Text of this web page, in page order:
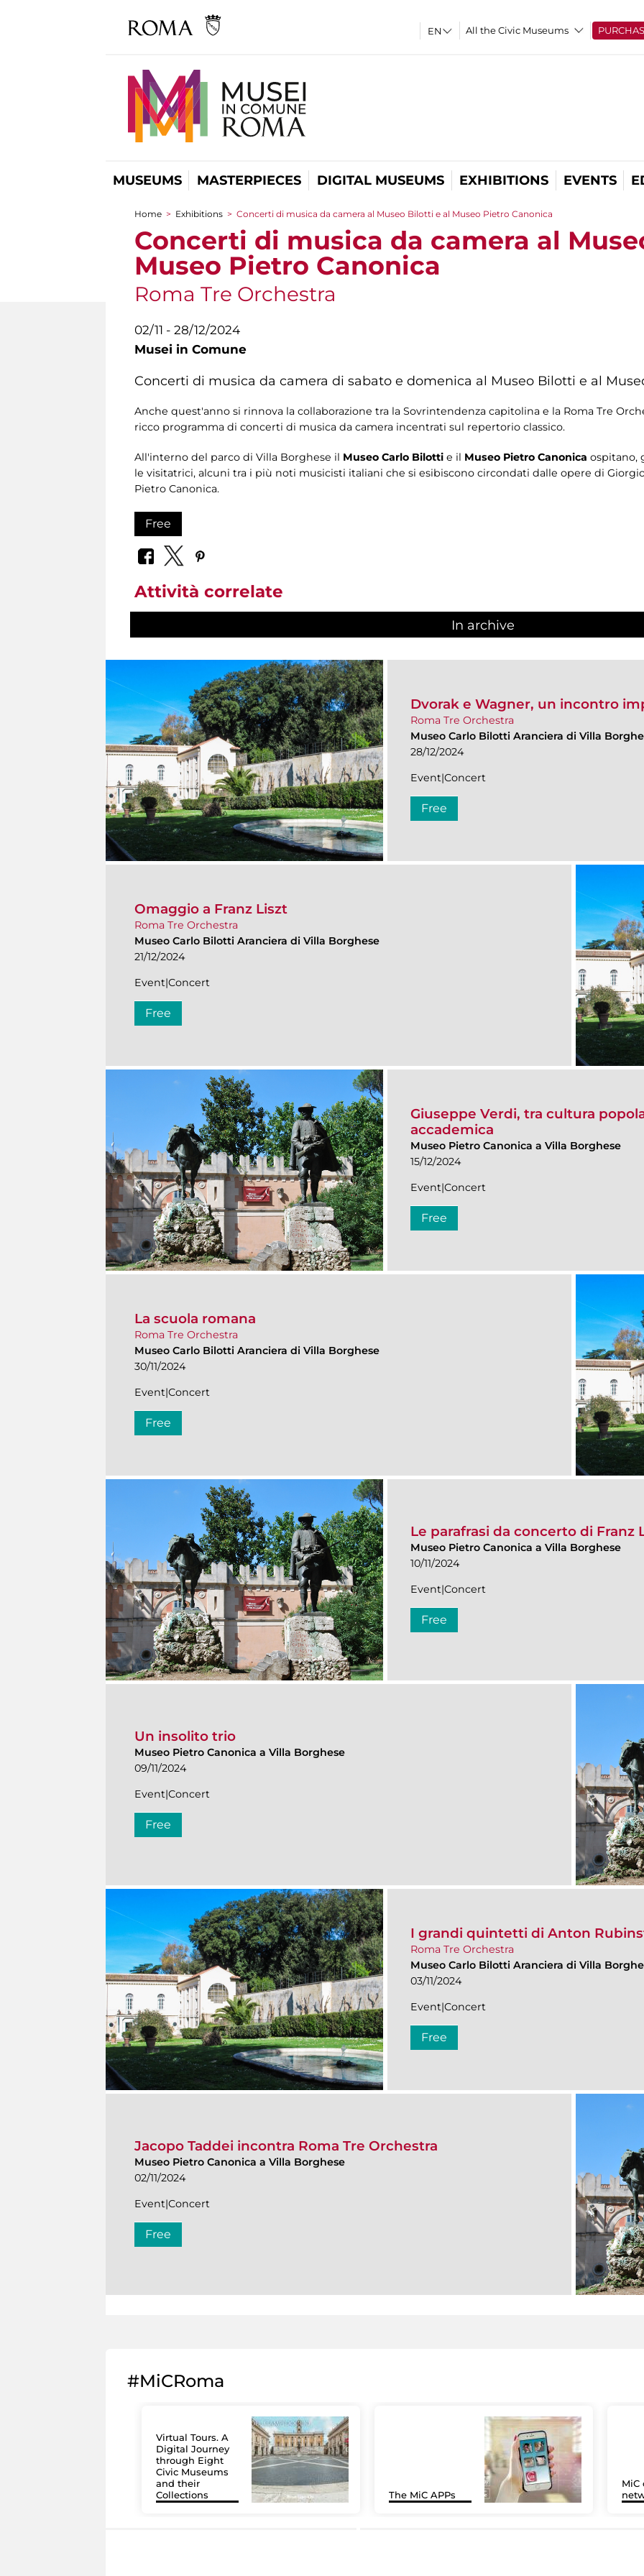
All the Civic Museums
MUSEUMS MASTERPIECES DIGITAL MUSEUMS EXHIBITIONS EVENTS
You are here
Home > Exhibitions > Concerti di musica da camera al Museo Bilotti e al Museo Pietro Canonica
Concerti di musica da camera al
Museo Pietro Canonica
Roma Tre Orchestra
02/11 - 28/12/2024
Musei in Comune
Concerti di musica da camera di sabato e domenica al Museo Bilotti e al
Anche quest'anno si rinnova la collaborazione tra la Sovrintendenza capitolina e la Roma Tre
ricco programma di concerti di musica da camera incentrati sul repertorio classico.
All'interno del parco di Villa Borghese il Museo Carlo Bilotti e il Museo Pietro Canonica ospitano,
le visitatrici, alcuni tra i più noti musicisti italiani che si esibiscono circondati dalle opere di
Pietro Canonica.
Free
Attività correlate
In archive
Dvorak e Wagner, un incontro
Roma Tre Orchestra
Museo Carlo Bilotti Aranciera di Villa
28/12/2024
Event|Concert
Free
Omaggio a Franz Liszt
Roma Tre Orchestra
Museo Carlo Bilotti Aranciera di Villa Borghese
21/12/2024
Event|Concert
Free
Giuseppe Verdi, tra cultura
accademica
Museo Pietro Canonica a Villa Borghese
15/12/2024
Event|Concert
Free
La scuola romana
Roma Tre Orchestra
Museo Carlo Bilotti Aranciera di Villa Borghese
30/11/2024
Event|Concert
Free
Le parafrasi da concerto di Franz
Museo Pietro Canonica a Villa Borghese
10/11/2024
Event|Concert
Free
Un insolito trio
Museo Pietro Canonica a Villa Borghese
09/11/2024
Event|Concert
Free
I grandi quintetti di Anton
Roma Tre Orchestra
Museo Carlo Bilotti Aranciera di Villa
03/11/2024
Event|Concert
Free
Jacopo Taddei incontra Roma Tre Orchestra
Museo Pietro Canonica a Villa Borghese
02/11/2024
Event|Concert
Free
#MiCRoma
Virtual Tours. A
Digital Journey
through Eight
Civic Museums
and their
Collections
The MiC APPs
MiC